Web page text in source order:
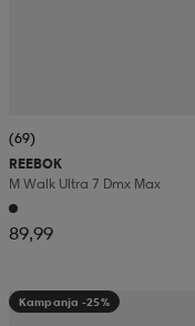
(69)
REEBOK
M Walk Ultra 7 Dmx Max
89,99
Kampanja -25%